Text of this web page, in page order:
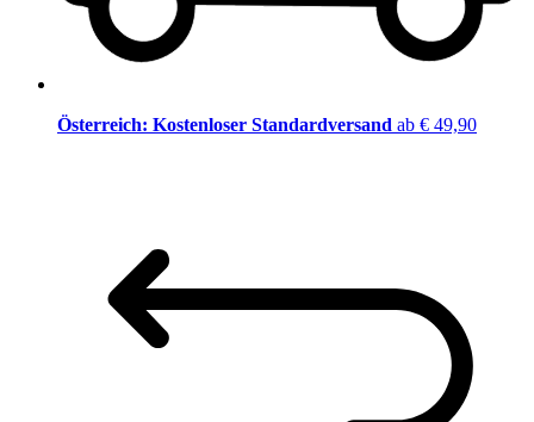
Österreich: Kostenloser Standardversand ab € 49,90